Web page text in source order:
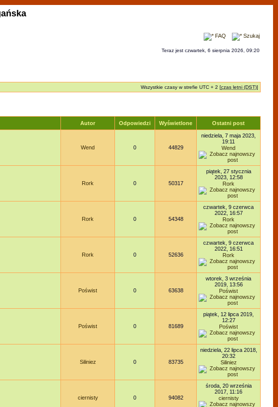
FAQ Szukaj
Teraz jest czwartek, 6 sierpnia 2026, 09:20
Wszystkie czasy w strefie UTC + 2 [czas letni (DST)]
Autor Odpowiedzi Wyświetlone Ostatni post
Wend 0 44829
niedziela, 7 maja 2023,
19:11
Wend
Rork 0 50317
piątek, 27 stycznia
2023, 12:58
Rork
Rork 0 54348
czwartek, 9 czerwca
2022, 16:57
Rork
Rork 0 52636
czwartek, 9 czerwca
2022, 16:51
Rork
Poświst 0 63638
wtorek, 3 września
2019, 13:56
Poświst
Poświst 0 81689
piątek, 12 lipca 2019,
12:27
Poświst
Siliniez 0 83735
niedziela, 22 lipca 2018,
20:32
Siliniez
ciernisty 0 94082
środa, 20 września
2017, 11:16
ciernisty